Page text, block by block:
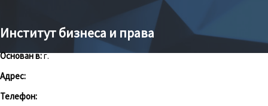
Институт бизнеса и права
Основан в:г.
Адрес:
Телефон: